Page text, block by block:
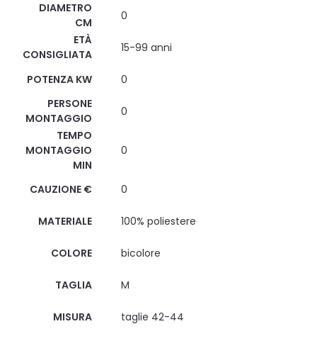
DIAMETRO
CM
0
ETÀ
CONSIGLIATA
15-99 anni
POTENZA KW
0
PERSONE
MONTAGGIO
0
TEMPO
MONTAGGIO
MIN
0
CAUZIONE € 0
MATERIALE 100% poliestere
COLORE bicolore
TAGLIA M
MISURA taglie 42-44